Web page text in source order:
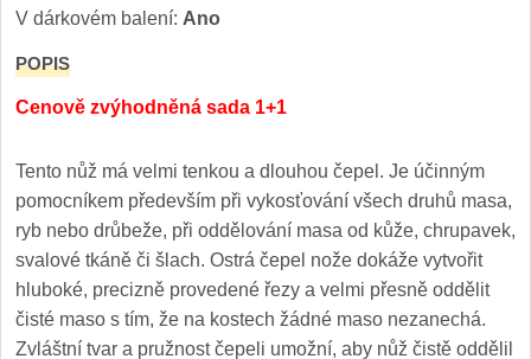
V dárkovém balení: Ano
POPIS
Cenově zvýhodněná sada 1+1
Tento nůž má velmi tenkou a dlouhou čepel. Je účinným
pomocníkem především při vykosťování všech druhů masa,
ryb nebo drůbeže, při oddělování masa od kůže, chrupavek,
svalové tkáně či šlach. Ostrá čepel nože dokáže vytvořit
hluboké, precizně provedené řezy a velmi přesně oddělit
čisté maso s tím, že na kostech žádné maso nezanechá.
Zvláštní tvar a pružnost čepeli umožní, aby nůž čistě oddělil